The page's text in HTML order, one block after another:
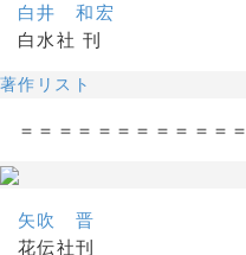
白井 和宏
白水社 刊
著作リスト
＝＝＝＝＝＝＝＝＝＝＝＝
矢吹 晋
花伝社刊